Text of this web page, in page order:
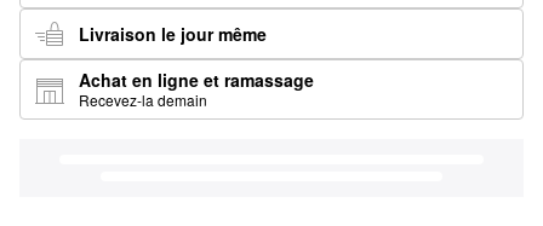
Livraison le jour même
Achat en ligne et ramassage
Recevez-la demain